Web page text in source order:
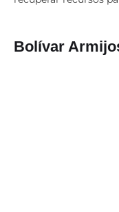
Bolívar